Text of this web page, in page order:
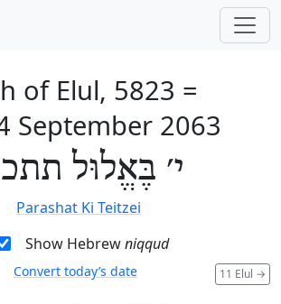
of Elul, 5823 =
September 2063
י׳ בֶּאֱלוּל
Parashat Ki Teitzei
Show Hebrewniqqud
11 Elul →
Convert today’s date